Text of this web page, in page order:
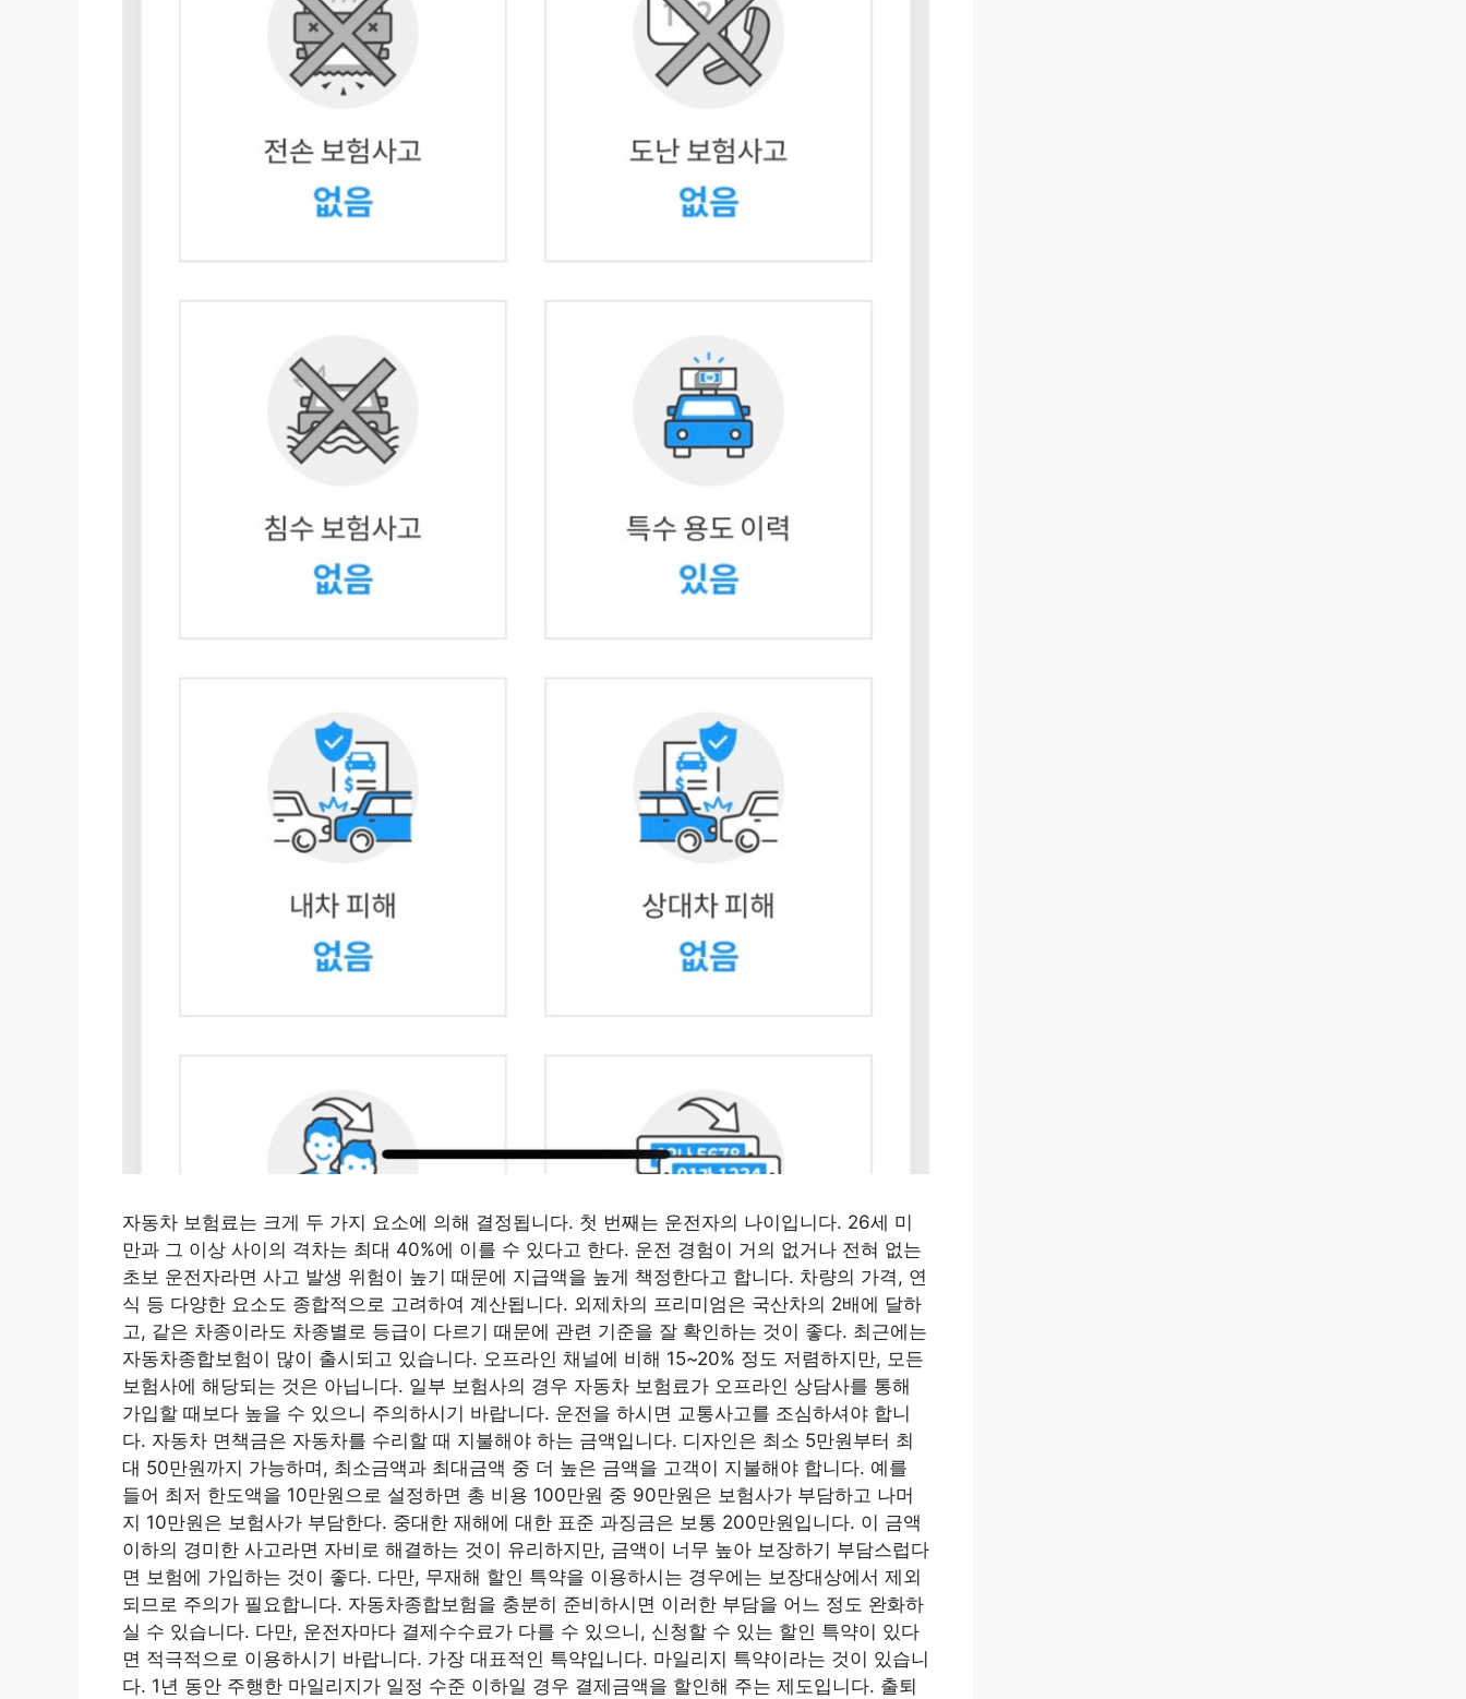
자동차 보험료는 크게 두 가지 요소에 의해 결정됩니다. 첫 번째는 운전자의 나이입니다. 26세 미
만과 그 이상 사이의 격차는 최대 40%에 이를 수 있다고 한다. 운전 경험이 거의 없거나 전혀 없는
초보 운전자라면 사고 발생 위험이 높기 때문에 지급액을 높게 책정한다고 합니다. 차량의 가격, 연
식 등 다양한 요소도 종합적으로 고려하여 계산됩니다. 외제차의 프리미엄은 국산차의 2배에 달하
고, 같은 차종이라도 차종별로 등급이 다르기 때문에 관련 기준을 잘 확인하는 것이 좋다. 최근에는
자동차종합보험이 많이 출시되고 있습니다. 오프라인 채널에 비해 15~20% 정도 저렴하지만, 모든
보험사에 해당되는 것은 아닙니다. 일부 보험사의 경우 자동차 보험료가 오프라인 상담사를 통해
가입할 때보다 높을 수 있으니 주의하시기 바랍니다. 운전을 하시면 교통사고를 조심하셔야 합니
다. 자동차 면책금은 자동차를 수리할 때 지불해야 하는 금액입니다. 디자인은 최소 5만원부터 최
대 50만원까지 가능하며, 최소금액과 최대금액 중 더 높은 금액을 고객이 지불해야 합니다. 예를
들어 최저 한도액을 10만원으로 설정하면 총 비용 100만원 중 90만원은 보험사가 부담하고 나머
지 10만원은 보험사가 부담한다. 중대한 재해에 대한 표준 과징금은 보통 200만원입니다. 이 금액
이하의 경미한 사고라면 자비로 해결하는 것이 유리하지만, 금액이 너무 높아 보장하기 부담스럽다
면 보험에 가입하는 것이 좋다. 다만, 무재해 할인 특약을 이용하시는 경우에는 보장대상에서 제외
되므로 주의가 필요합니다. 자동차종합보험을 충분히 준비하시면 이러한 부담을 어느 정도 완화하
실 수 있습니다. 다만, 운전자마다 결제수수료가 다를 수 있으니, 신청할 수 있는 할인 특약이 있다
면 적극적으로 이용하시기 바랍니다. 가장 대표적인 특약입니다. 마일리지 특약이라는 것이 있습니
다. 1년 동안 주행한 마일리지가 일정 수준 이하일 경우 결제금액을 할인해 주는 제도입니다. 출퇴